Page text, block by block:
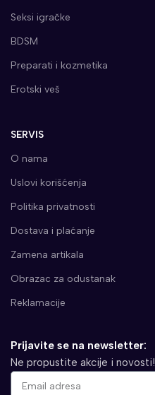
Seksi igračke
BDSM
Preparati i kozmetika
Erotski veš
SERVIS
O nama
Uslovi korišćenja
Politika privatnosti
Dostava i plaćanje
Zamena artikala
Obrazac za odustanak
Reklamacije
Prijavite se na newsletter:
Ne propustite akcije i novosti!